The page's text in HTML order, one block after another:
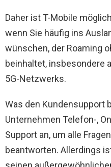
Daher ist T-Mobile
wenn Sie häufig ins
wünschen, der Roaming
beinhaltet, insbesondere
5G-Netzwerks.
Was den Kundensupport
Unternehmen Telefon-,
Support an, um alle
beantworten. Allerdings